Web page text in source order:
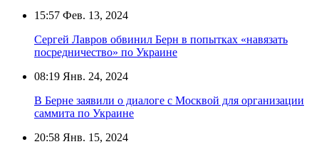
15:57 Фев. 13, 2024
Сергей Лавров обвинил Берн в попытках «навязать
посредничество» по Украине
08:19 Янв. 24, 2024
В Берне заявили о диалоге с Москвой для организации
саммита по Украине
20:58 Янв. 15, 2024